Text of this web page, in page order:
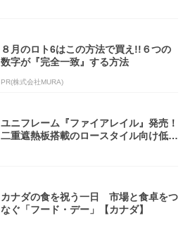
８月のロト6はこの方法で買え!!６つの
数字が『完全一致』する方法
PR(株式会社MURA)
ユニフレーム『ファイアレイル』発売！
二重遮熱板搭載のロースタイル向け低型
カナダの食を祝う一日 市場と食卓をつ
なぐ「フード・デー」【カナダ】